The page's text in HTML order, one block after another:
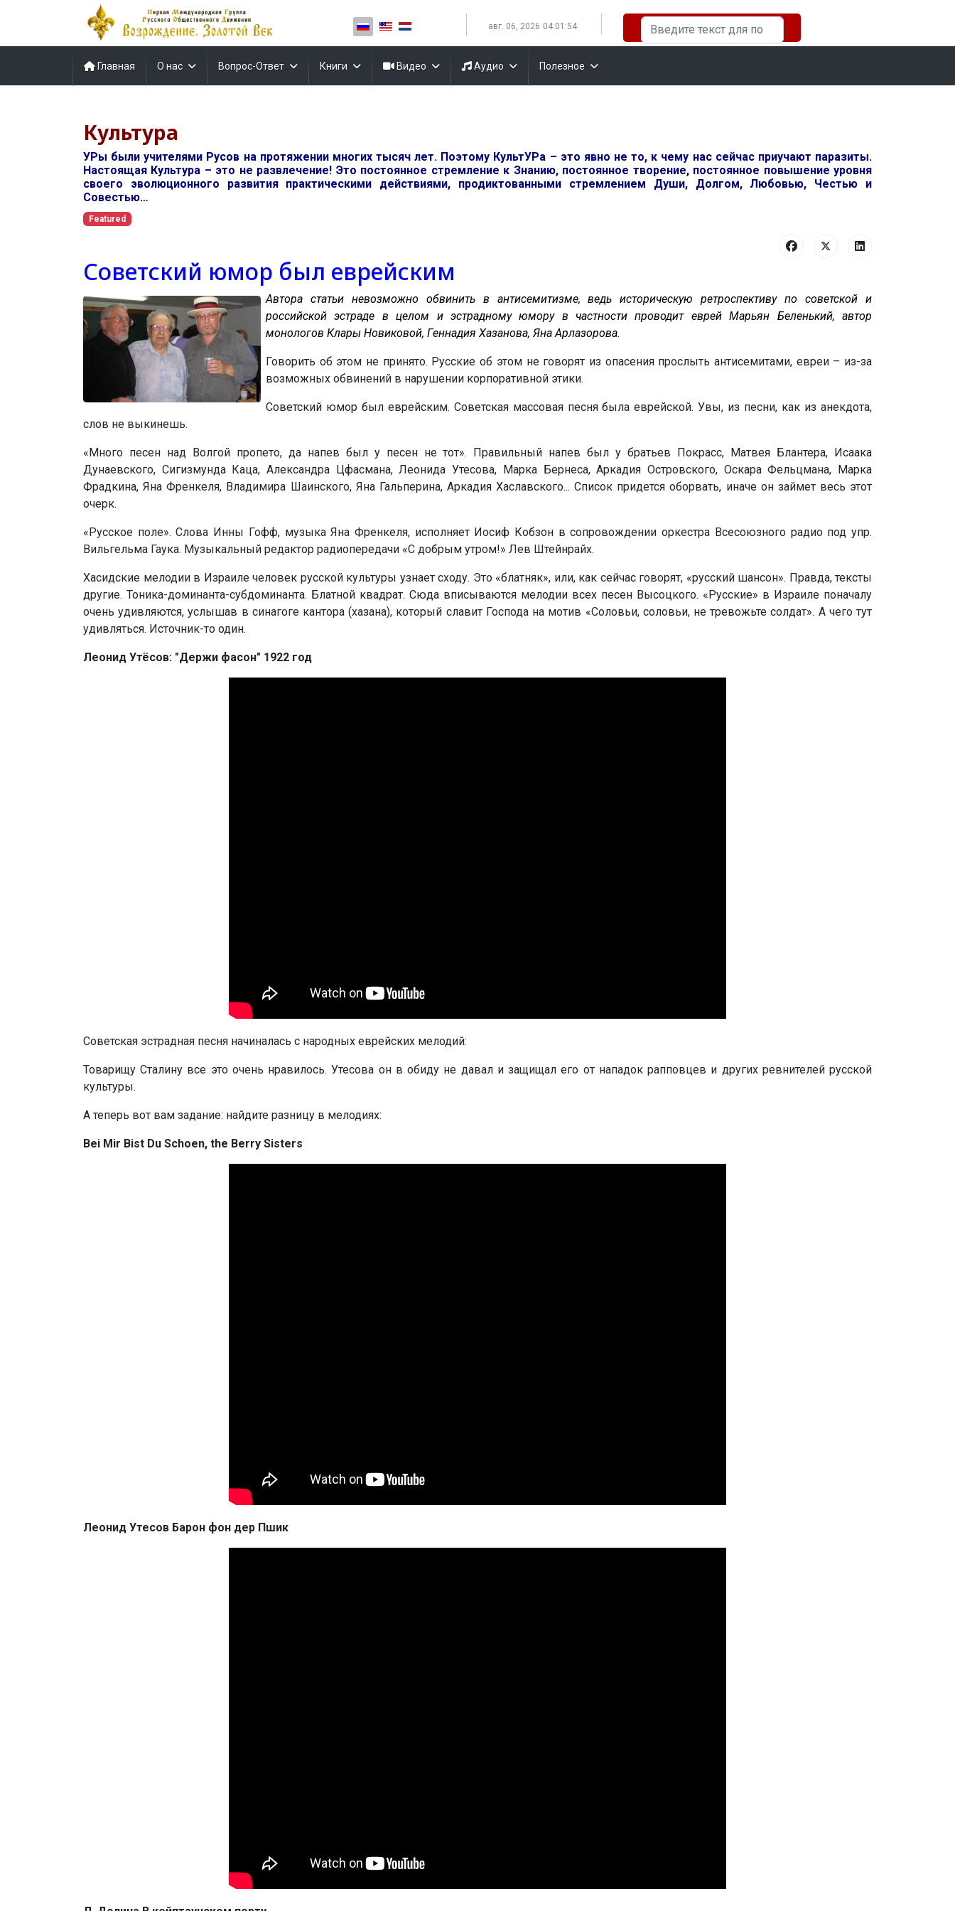
Выберите язык
авг. 06, 2026 04:01:55 Искать...
Главная О нас Вопрос-Ответ Книги Видео Аудио Полезное
Культура
УРы были учителями Русов на протяжении многих тысяч лет. Поэтому КультУРа – это явно не то, к чему нас сейчас приучают паразиты.
Настоящая Культура – это не развлечение! Это постоянное стремление к Знанию, постоянное творение, постоянное повышение уровня
своего эволюционного развития практическими действиями, продиктованными стремлением Души, Долгом, Любовью, Честью и
Совестью…
Featured
Советский юмор был еврейским
Автора статьи невозможно обвинить в антисемитизме, ведь историческую ретроспективу по советской и
российской эстраде в целом и эстрадному юмору в частности проводит еврей Марьян Беленький, автор
монологов Клары Новиковой, Геннадия Хазанова, Яна Арлазорова.
Говорить об этом не принято. Русские об этом не говорят из опасения прослыть антисемитами, евреи – из-за
возможных обвинений в нарушении корпоративной этики.
Советский юмор был еврейским. Советская массовая песня была еврейской. Увы, из песни, как из анекдота,
слов не выкинешь.
«Много песен над Волгой пропето, да напев был у песен не тот». Правильный напев был у братьев Покрасс, Матвея Блантера, Исаака
Дунаевского, Сигизмунда Каца, Александра Цфасмана, Леонида Утесова, Марка Бернеса, Аркадия Островского, Оскара Фельцмана, Марка
Фрадкина, Яна Френкеля, Владимира Шаинского, Яна Гальперина, Аркадия Хаславского... Список придется оборвать, иначе он займет весь этот
очерк.
«Русское поле». Слова Инны Гофф, музыка Яна Френкеля, исполняет Иосиф Кобзон в сопровождении оркестра Всесоюзного радио под упр.
Вильгельма Гаука. Музыкальный редактор радиопередачи «С добрым утром!» Лев Штейнрайх.
Хасидские мелодии в Израиле человек русской культуры узнает сходу. Это «блатняк», или, как сейчас говорят, «русский шансон». Правда, тексты
другие. Тоника-доминанта-субдоминанта. Блатной квадрат. Сюда вписываются мелодии всех песен Высоцкого. «Русские» в Израиле поначалу
очень удивляются, услышав в синагоге кантора (хазана), который славит Господа на мотив «Соловьи, соловьи, не тревожьте солдат». А чего тут
удивляться. Источник-то один.
Леонид Утёсов: "Держи фасон" 1922 год
Советская эстрадная песня начиналась с народных еврейских мелодий:
Товарищу Сталину все это очень нравилось. Утесова он в обиду не давал и защищал его от нападок рапповцев и других ревнителей русской
культуры.
А теперь вот вам задание: найдите разницу в мелодиях:
Bei Mir Bist Du Schoen, the Berry Sisters
Леонид Утесов Барон фон дер Пшик